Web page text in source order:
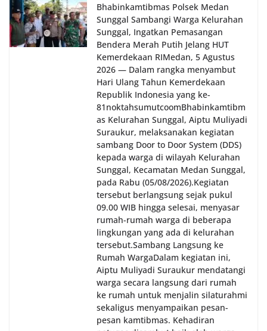
Bhabinkamtibmas Polsek Medan
Sunggal Sambangi Warga Kelurahan
Sunggal, Ingatkan Pemasangan
Bendera Merah Putih Jelang HUT
Kemerdekaan RI‎‎Medan, 5 Agustus
2026 — Dalam rangka menyambut
Hari Ulang Tahun Kemerdekaan
Republik Indonesia yang ke-
81noktahsumutcoomBhabinkamtibm
as Kelurahan Sunggal, Aiptu Muliyadi
Suraukur, melaksanakan kegiatan
sambang Door to Door System (DDS)
kepada warga di wilayah Kelurahan
Sunggal, Kecamatan Medan Sunggal,
pada Rabu (05/08/2026).‎‎Kegiatan
tersebut berlangsung sejak pukul
09.00 WIB hingga selesai, menyasar
rumah-rumah warga di beberapa
lingkungan yang ada di kelurahan
tersebut.‎Sambang Langsung ke
Rumah Warga‎Dalam kegiatan ini,
Aiptu Muliyadi Suraukur mendatangi
warga secara langsung dari rumah
ke rumah untuk menjalin silaturahmi
sekaligus menyampaikan pesan-
pesan kamtibmas. Kehadiran